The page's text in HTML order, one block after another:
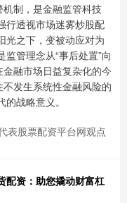
机制，是金融监管科技
行透视市场迷雾炒股配
光之下，变被动应对为
管理念从“事后处置”向
融市场日益复杂化的今
发生系统性金融风险的
战略意义。
表股票配资平台网观点
配资：助您撬动财富杠